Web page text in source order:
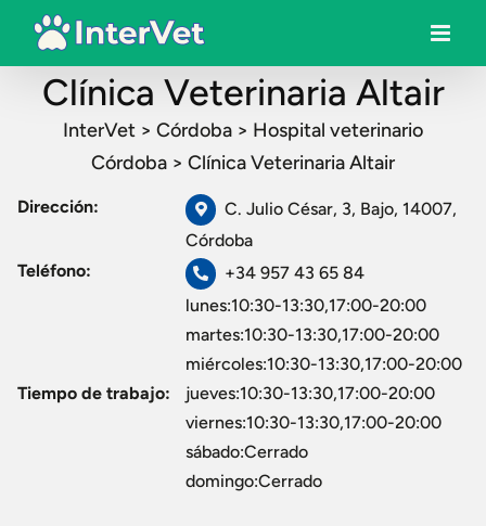
Clínica Veterinaria Altair
InterVet > Córdoba > Hospital veterinario
Córdoba > Clínica Veterinaria Altair
Dirección:
C. Julio César, 3, Bajo, 14007,
Córdoba
Teléfono:
+34 957 43 65 84
Tiempo de trabajo:
lunes:10:30-13:30,17:00-20:00
martes:10:30-13:30,17:00-20:00
miércoles:10:30-13:30,17:00-20:00
jueves:10:30-13:30,17:00-20:00
viernes:10:30-13:30,17:00-20:00
sábado:Cerrado
domingo:Cerrado